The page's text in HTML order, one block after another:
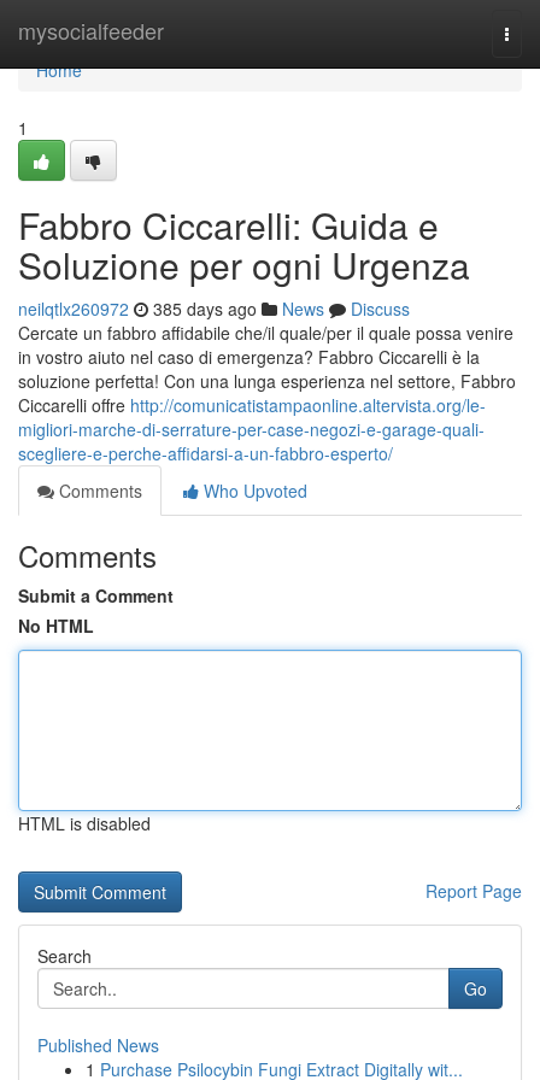
mysocialfeeder
Home
Home
1
Fabbro Ciccarelli: Guida e
Soluzione per ogni Urgenza
neilqtlx260972 385 days ago News
Discuss
Cercate un fabbro affidabile che/il quale/per il quale possa venire
in vostro aiuto nel caso di emergenza? Fabbro Ciccarelli è la
soluzione perfetta! Con una lunga esperienza nel settore, Fabbro
Ciccarelli offre http://comunicatistampaonline.altervista.org/le-
migliori-marche-di-serrature-per-case-negozi-e-garage-quali-
scegliere-e-perche-affidarsi-a-un-fabbro-esperto/
Comments
Who Upvoted
Comments
Submit a Comment
No HTML
HTML is disabled
Report Page
Search
Go
Published News
1 Purchase Psilocybin Fungi Extract Digitally wit...